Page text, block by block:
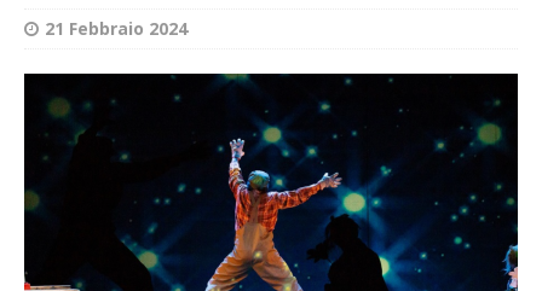
21 Febbraio 2024